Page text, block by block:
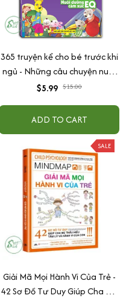
365 truyện kể cho bé trước khi
ngủ - Những câu chuyện nuôi
dưỡng cảm xúc EQ (2-12 tuổi)
$5.99 $15.00
ADD TO CART
SALE
Giải Mã Mọi Hành Vi Của Trẻ -
42 Sơ Đồ Tư Duy Giúp Cha Mẹ